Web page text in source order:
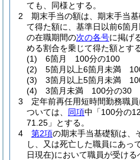
ても、同様とする。
2
期末手当の額は、期末手当
て得た額に、基準日以前6箇
の在職期間の次の各号に掲げ
める割合を乗じて得た額とする
(1)
6箇月 100分の100
(2)
5箇月以上6箇月未満
(3)
3箇月以上5箇月未満
(4)
3箇月未満 100分の30
3
定年前再任用短時間勤務職
ついては、 同項中「100分の
71.25」とする。
4
第2項の期末手当基礎額は、
し、又は死亡した職員にあっ
日現在)において職員が受ける